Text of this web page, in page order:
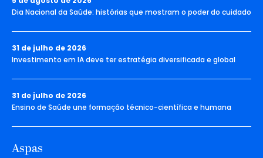
Dia Nacional da Saúde: histórias que mostram o poder do cuidado
31 de julho de 2026
Investimento em IA deve ter estratégia diversificada e global
31 de julho de 2026
Ensino de Saúde une formação técnico-científica e humana
Aspas